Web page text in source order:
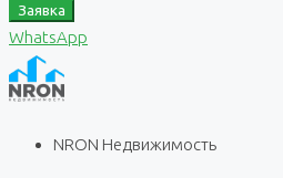
Заявка
WhatsApp
NRON Недвижимость